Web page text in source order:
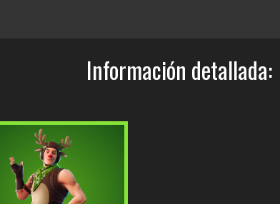
Información detallada: